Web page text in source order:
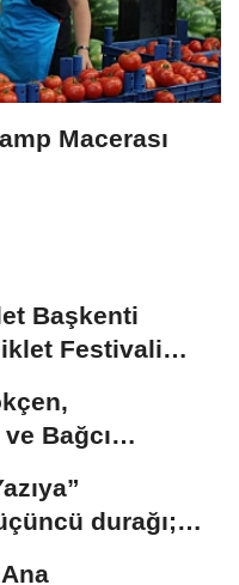
Macerası
Başkenti
Festivali
ve Bağcı
durağı;